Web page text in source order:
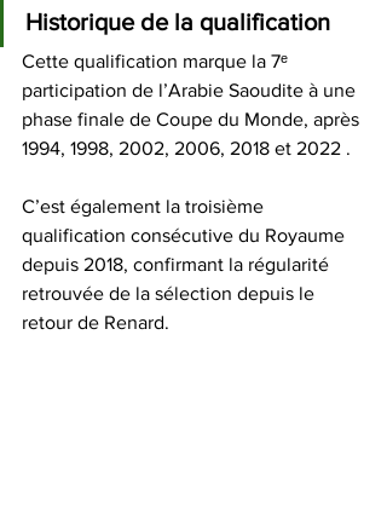
Historique de la qualification
Cette qualification marque la 7ᵉ
participation de l’Arabie Saoudite à une
phase finale de Coupe du Monde, après
1994, 1998, 2002, 2006, 2018 et 2022 .
C’est également la troisième
qualification consécutive du Royaume
depuis 2018, confirmant la régularité
retrouvée de la sélection depuis le
retour de Renard.